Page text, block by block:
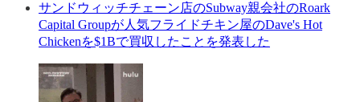
サンドウィッチチェーン店のSubway親会社のRoark
Capital Groupが人気フライドチキン屋のDave's Hot
Chickenを$1Bで買収したことを発表した